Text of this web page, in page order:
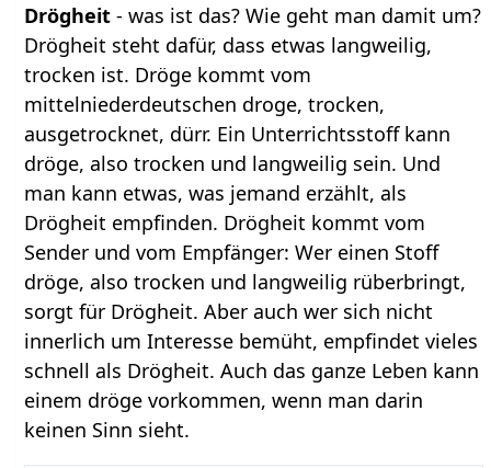
Drögheit - was ist das? Wie geht man damit um?
Drögheit steht dafür, dass etwas langweilig,
trocken ist. Dröge kommt vom
mittelniederdeutschen droge, trocken,
ausgetrocknet, dürr. Ein Unterrichtsstoff kann
dröge, also trocken und langweilig sein. Und
man kann etwas, was jemand erzählt, als
Drögheit empfinden. Drögheit kommt vom
Sender und vom Empfänger: Wer einen Stoff
dröge, also trocken und langweilig rüberbringt,
sorgt für Drögheit. Aber auch wer sich nicht
innerlich um Interesse bemüht, empfindet vieles
schnell als Drögheit. Auch das ganze Leben kann
einem dröge vorkommen, wenn man darin
keinen Sinn sieht.